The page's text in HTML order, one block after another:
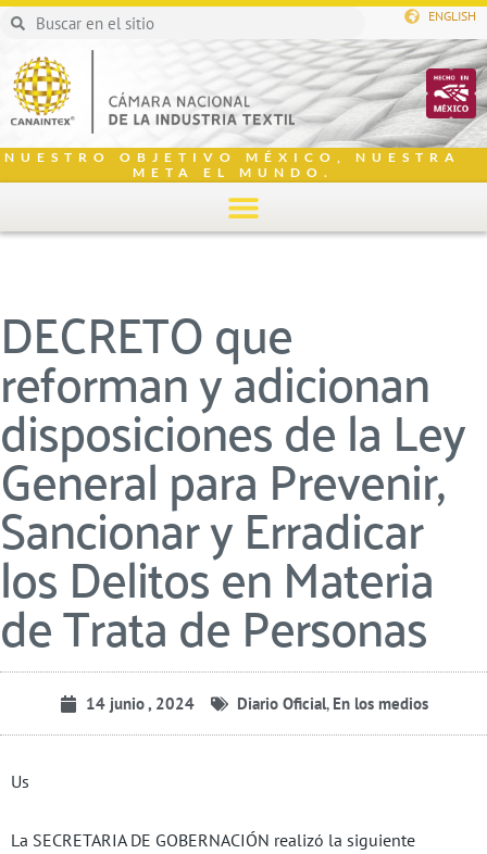
ENGLISH
NUESTRO OBJETIVO MÉXICO, NUESTRA
META EL MUNDO.
DECRETO que
reforman y adicionan
disposiciones de la Ley
General para Prevenir,
Sancionar y Erradicar
los Delitos en Materia
de Trata de Personas
14 junio , 2024 Diario Oficial, En los medios
Us
La SECRETARIA DE GOBERNACIÓN realizó la siguiente